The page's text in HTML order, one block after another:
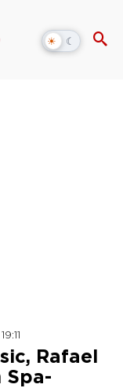
☀ ☾
Alternar
modo
Rafael
Spa-